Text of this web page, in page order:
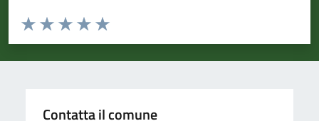
Valuta da 1 a 5 stelle la pagina
Valuta 5 stelle su 5
Valuta 4 stelle su 5
Valuta 3 stelle su 5
Valuta 2 stelle su 5
Valuta 1 stelle su 5
Contatta il comune